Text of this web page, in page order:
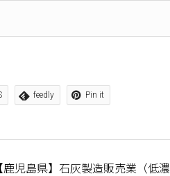
feedly Pin it
鹿児島県】石灰製造販売業（低濃